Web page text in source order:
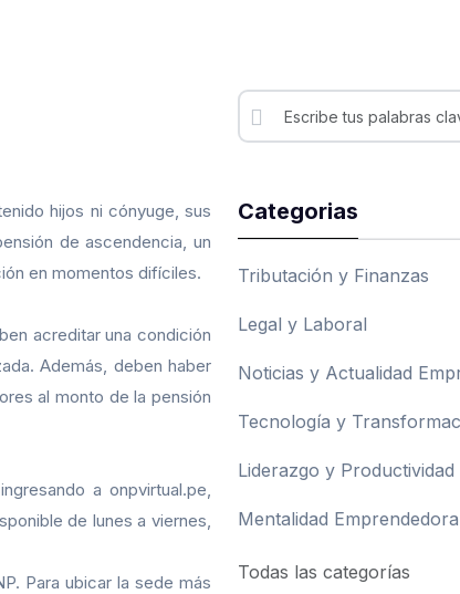
hijos ni cónyuge, sus
de ascendencia, un
en momentos difíciles.
acreditar una condición
Además, deben haber
al monto de la pensión
a onpvirtual.pe,
de lunes a viernes,
Para ubicar la sede más
Categorias
Tributación y Finanzas
Legal y Laboral
Noticias y Actualidad
Tecnología y
Liderazgo y Productividad
Mentalidad Emprendedora
Todas las categorías